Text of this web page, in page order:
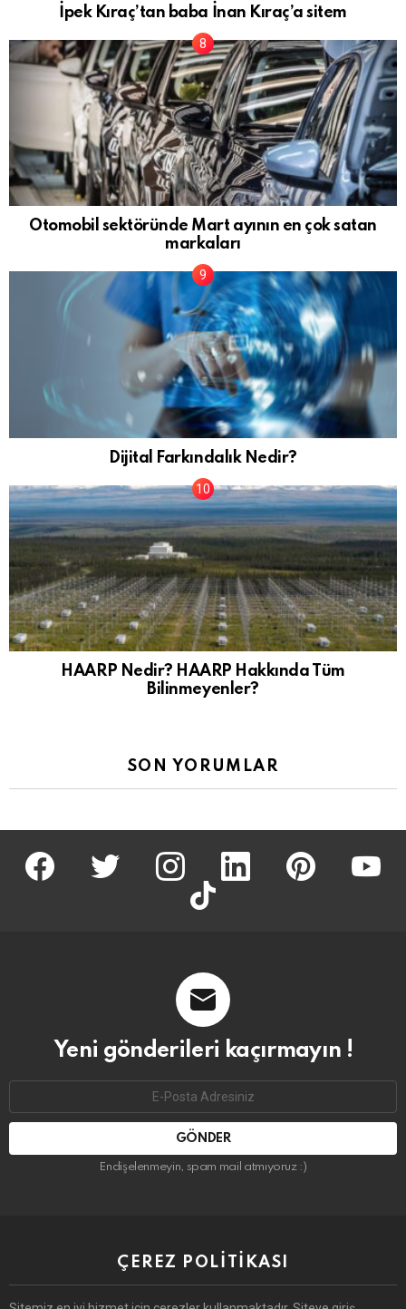
İpek Kıraç’tan baba İnan Kıraç’a sitem
Otomobil sektöründe Mart ayının en çok satan
markaları
Dijital Farkındalık Nedir?
HAARP Nedir? HAARP Hakkında Tüm
Bilinmeyenler?
SON YORUMLAR
facebook twitter İnstagram linkedin pinterest
tiktok
Yeni gönderileri kaçırmayın !
Endişelenmeyin, spam mail atmıyoruz :)
ÇEREZ POLITIKASI